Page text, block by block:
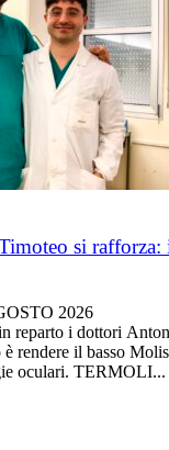
si rafforza:
2026
reparto i dottori
rendere il basso
oculari. TERMOLI...